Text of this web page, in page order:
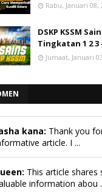
Rabu, Januari 08,
DSKP KSSM
Tingkatan 1 2 3
Jumaat, Januari
kana: Thank you
article. I ...
This article shares
information abou